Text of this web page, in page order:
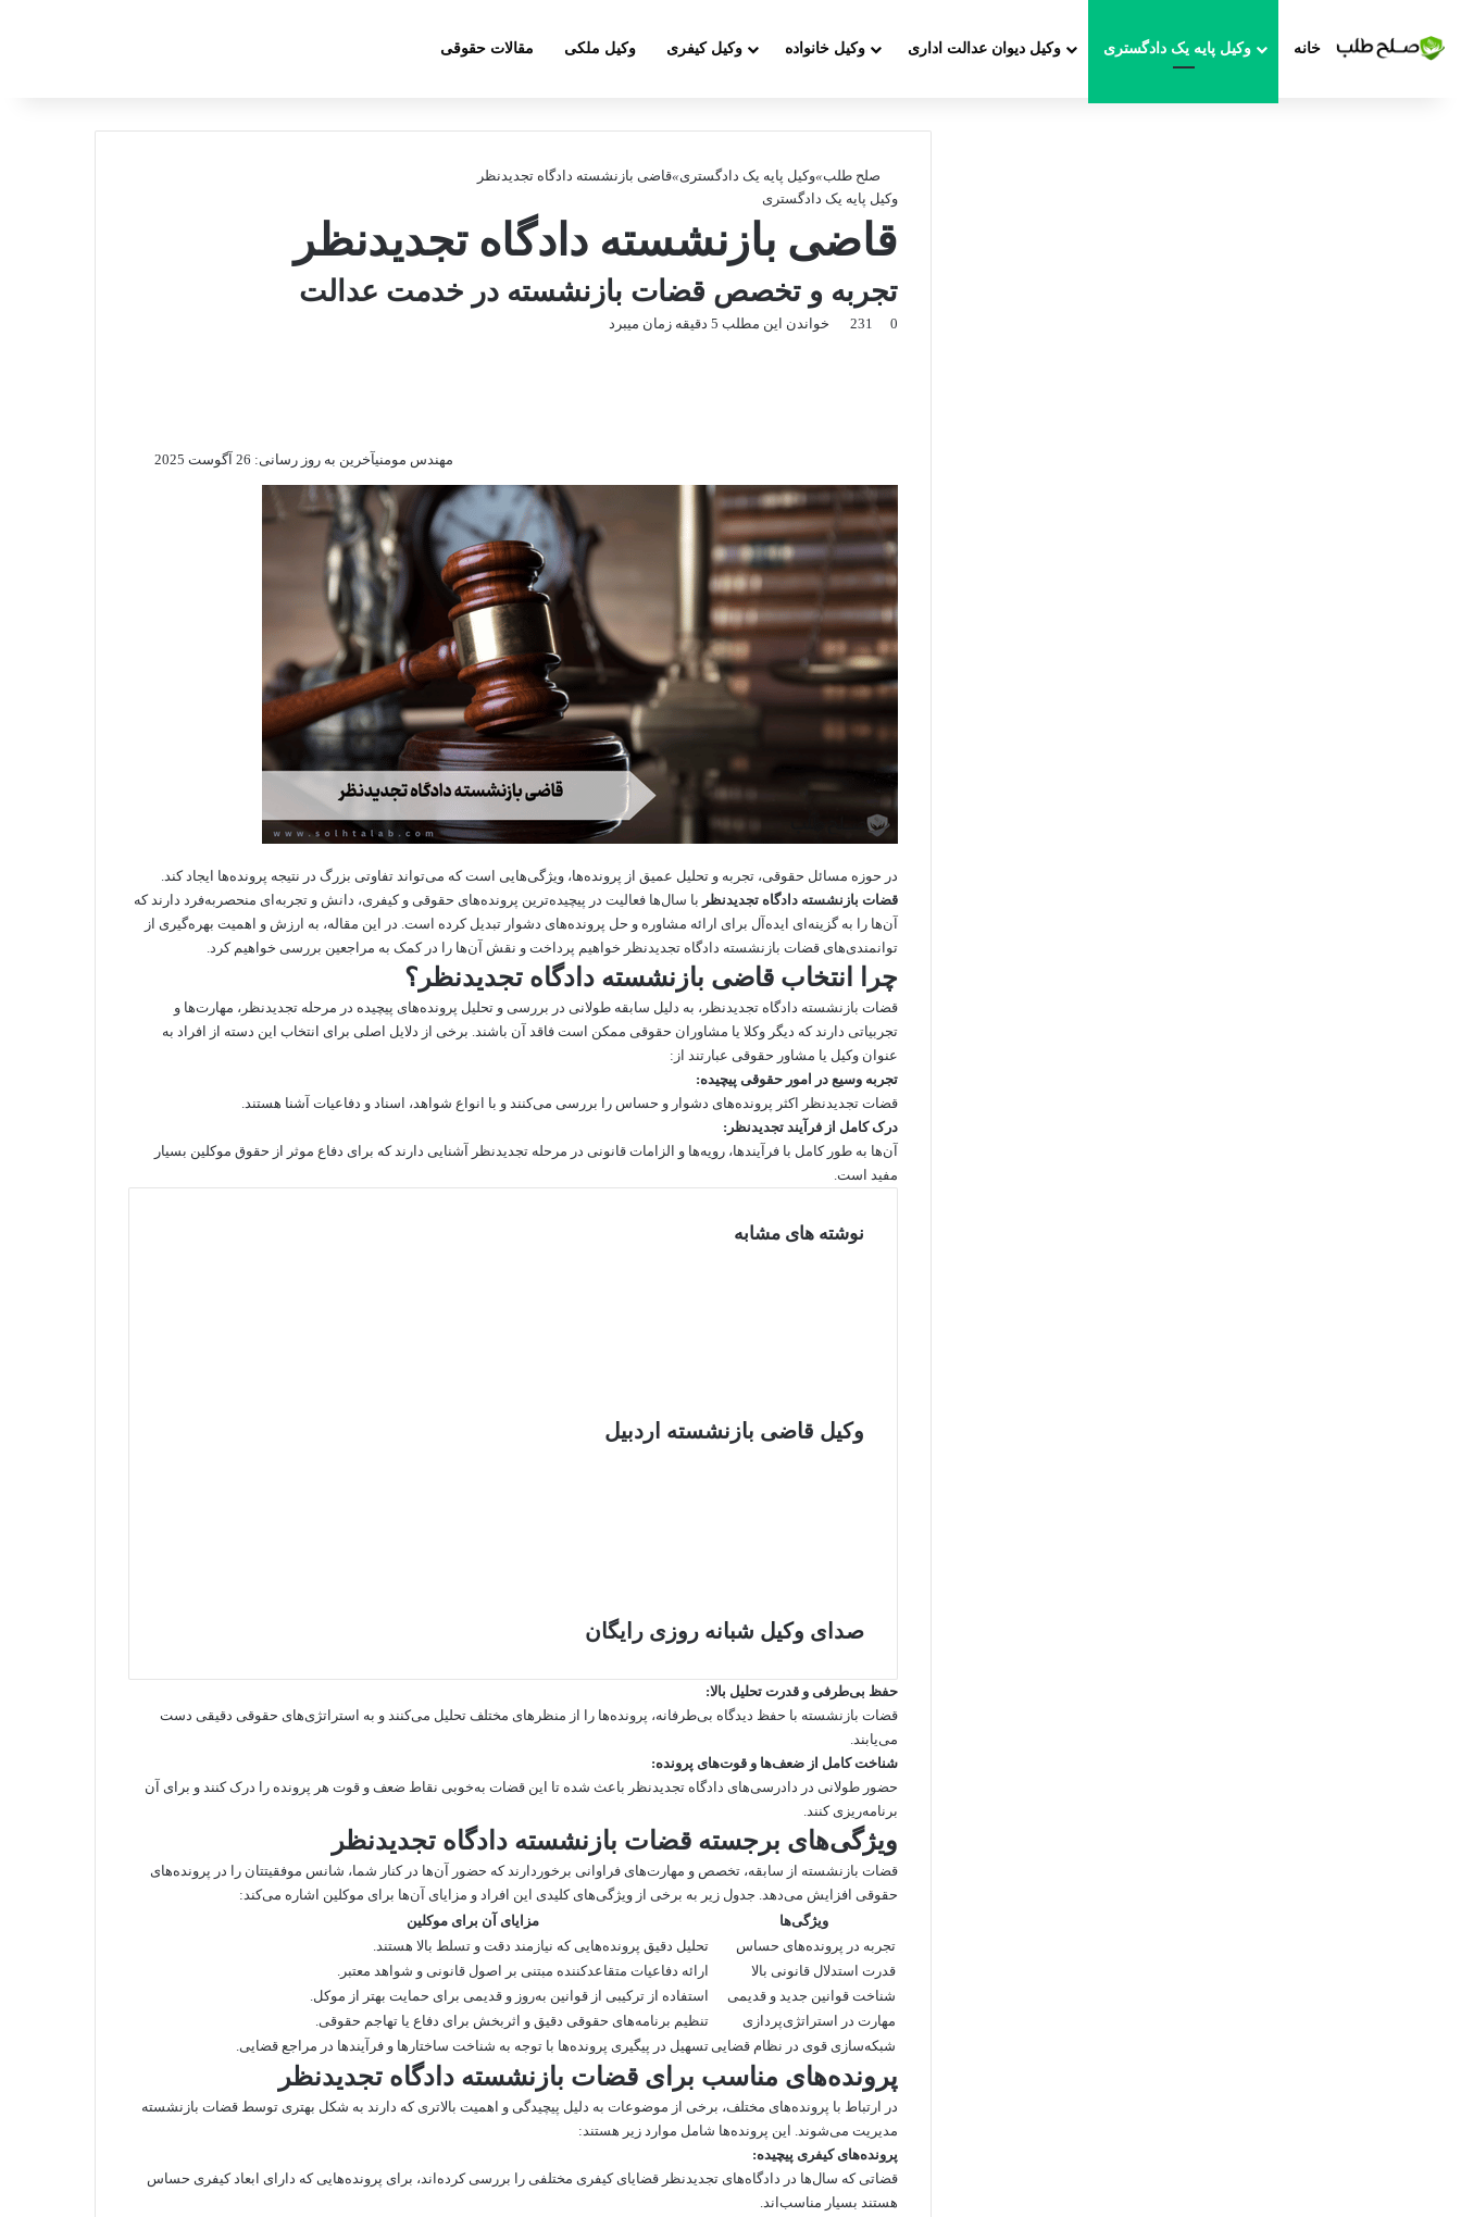
خانه وکیل پایه یک دادگستری وکیل دیوان عدالت اداری وکیل خانواده وکیل کیفری وکیل ملکی مقالات حقوقی
صلح طلب»وکیل پایه یک دادگستری»قاضی بازنشسته دادگاه تجدیدنظر
وکیل پایه یک دادگستری
قاضی بازنشسته دادگاه تجدیدنظر
تجربه و تخصص قضات بازنشسته در خدمت عدالت
مهندس مومنیآخرین به روز رسانی: 26 آگوست 2025
0 خواندن این مطلب 5 دقیقه زمان میبرد
در حوزه مسائل حقوقی، تجربه و تحلیل عمیق از پرونده‌ها، ویژگی‌هایی است که می‌تواند تفاوتی بزرگ در نتیجه پرونده‌ها ایجاد کند.
قضات بازنشسته دادگاه تجدیدنظر با سال‌ها فعالیت در پیچیده‌ترین پرونده‌های حقوقی و کیفری، دانش و تجربه‌ای منحصربه‌فرد دارند که
آن‌ها را به گزینه‌ای ایده‌آل برای ارائه مشاوره و حل پرونده‌های دشوار تبدیل کرده است. در این مقاله، به ارزش و اهمیت بهره‌گیری از
توانمندی‌های قضات بازنشسته دادگاه تجدیدنظر خواهیم پرداخت و نقش آن‌ها را در کمک به مراجعین بررسی خواهیم کرد.
چرا انتخاب قاضی بازنشسته دادگاه تجدیدنظر؟
قضات بازنشسته دادگاه تجدیدنظر، به دلیل سابقه طولانی در بررسی و تحلیل پرونده‌های پیچیده در مرحله تجدیدنظر، مهارت‌ها و
تجربیاتی دارند که دیگر وکلا یا مشاوران حقوقی ممکن است فاقد آن باشند. برخی از دلایل اصلی برای انتخاب این دسته از افراد به
عنوان وکیل یا مشاور حقوقی عبارتند از:
تجربه وسیع در امور حقوقی پیچیده:
قضات تجدیدنظر اکثر پرونده‌های دشوار و حساس را بررسی می‌کنند و با انواع شواهد، اسناد و دفاعیات آشنا هستند.
درک کامل از فرآیند تجدیدنظر:
آن‌ها به طور کامل با فرآیندها، رویه‌ها و الزامات قانونی در مرحله تجدیدنظر آشنایی دارند که برای دفاع موثر از حقوق موکلین بسیار
مفید است.
نوشته های مشابه
وکیل قاضی بازنشسته اردبیل
صدای وکیل شبانه روزی رایگان
حفظ بی‌طرفی و قدرت تحلیل بالا:
قضات بازنشسته با حفظ دیدگاه بی‌طرفانه، پرونده‌ها را از منظرهای مختلف تحلیل می‌کنند و به استراتژی‌های حقوقی دقیقی دست
می‌یابند.
شناخت کامل از ضعف‌ها و قوت‌های پرونده:
حضور طولانی در دادرسی‌های دادگاه تجدیدنظر باعث شده تا این قضات به‌خوبی نقاط ضعف و قوت هر پرونده را درک کنند و برای آن
برنامه‌ریزی کنند.
ویژگی‌های برجسته قضات بازنشسته دادگاه تجدیدنظر
قضات بازنشسته از سابقه، تخصص و مهارت‌های فراوانی برخوردارند که حضور آن‌ها در کنار شما، شانس موفقیتتان را در پرونده‌های
حقوقی افزایش می‌دهد. جدول زیر به برخی از ویژگی‌های کلیدی این افراد و مزایای آن‌ها برای موکلین اشاره می‌کند:
ویژگی‌ها
مزایای آن برای موکلین
تجربه در پرونده‌های حساس
تحلیل دقیق پرونده‌هایی که نیازمند دقت و تسلط بالا هستند.
قدرت استدلال قانونی بالا
ارائه دفاعیات متقاعدکننده مبتنی بر اصول قانونی و شواهد معتبر.
شناخت قوانین جدید و قدیمی
استفاده از ترکیبی از قوانین به‌روز و قدیمی برای حمایت بهتر از موکل.
مهارت در استراتژی‌پردازی
تنظیم برنامه‌های حقوقی دقیق و اثربخش برای دفاع یا تهاجم حقوقی.
شبکه‌سازی قوی در نظام قضاییتسهیل در پیگیری پرونده‌ها با توجه به شناخت ساختارها و فرآیندها در مراجع قضایی.
پرونده‌های مناسب برای قضات بازنشسته دادگاه تجدیدنظر
در ارتباط با پرونده‌های مختلف، برخی از موضوعات به دلیل پیچیدگی و اهمیت بالاتری که دارند به شکل بهتری توسط قضات بازنشسته
مدیریت می‌شوند. این پرونده‌ها شامل موارد زیر هستند:
پرونده‌های کیفری پیچیده:
قضاتی که سال‌ها در دادگاه‌های تجدیدنظر قضایای کیفری مختلفی را بررسی کرده‌اند، برای پرونده‌هایی که دارای ابعاد کیفری حساس
هستند بسیار مناسب‌اند.